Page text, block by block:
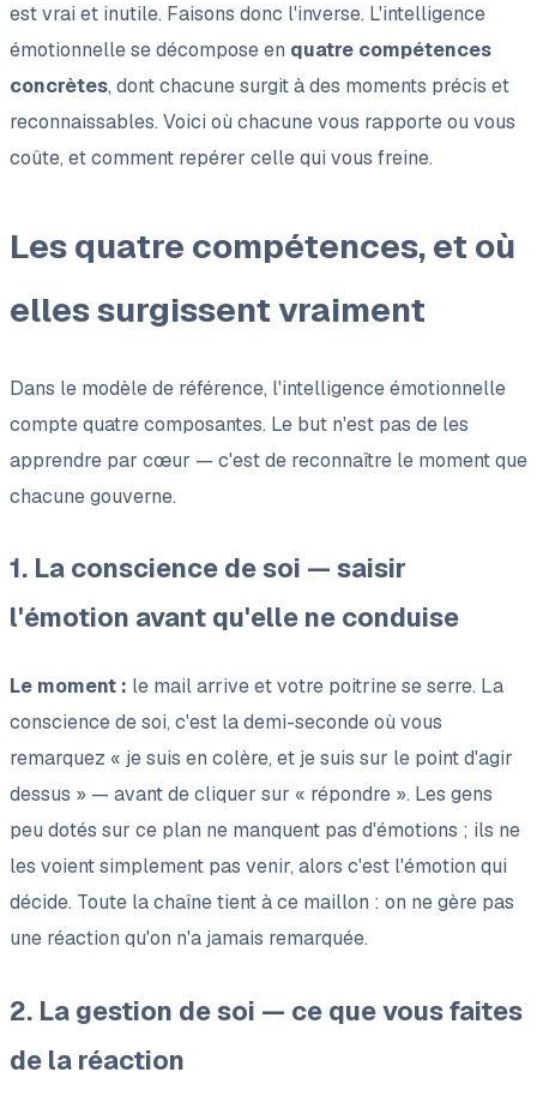
est vrai et inutile. Faisons donc l'inverse. L'intelligence
émotionnelle se décompose en quatre compétences
concrètes, dont chacune surgit à des moments précis et
reconnaissables. Voici où chacune vous rapporte ou vous
coûte, et comment repérer celle qui vous freine.
Les quatre compétences, et où
elles surgissent vraiment
Dans le modèle de référence, l'intelligence émotionnelle
compte quatre composantes. Le but n'est pas de les
apprendre par cœur — c'est de reconnaître le moment que
chacune gouverne.
1. La conscience de soi — saisir
l'émotion avant qu'elle ne conduise
Le moment : le mail arrive et votre poitrine se serre. La
conscience de soi, c'est la demi-seconde où vous
remarquez « je suis en colère, et je suis sur le point d'agir
dessus » — avant de cliquer sur « répondre ». Les gens
peu dotés sur ce plan ne manquent pas d'émotions ; ils ne
les voient simplement pas venir, alors c'est l'émotion qui
décide. Toute la chaîne tient à ce maillon : on ne gère pas
une réaction qu'on n'a jamais remarquée.
2. La gestion de soi — ce que vous faites
de la réaction